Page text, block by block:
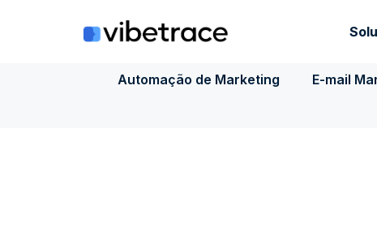
Automação de Marketing E-mail